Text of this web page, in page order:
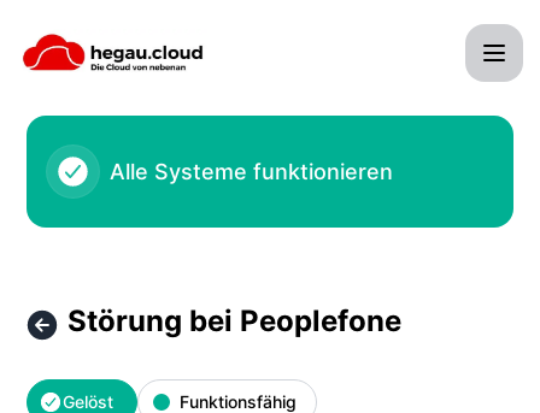
Alle Systeme funktionieren
Störung bei Peoplefone
Gelöst Funktionsfähig